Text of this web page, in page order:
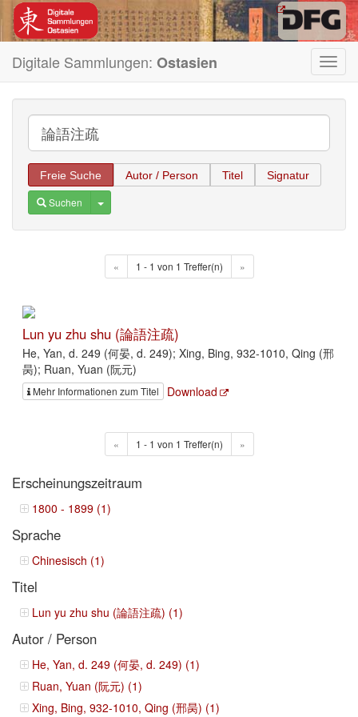
Digitale Sammlungen: Ostasien
Freie Suche Autor / Person Titel Signatur
Suchen Toggle Dropdown
« 1 - 1 von 1 Treffer(n) »
Lun yu zhu shu (論語注疏)
He, Yan, d. 249 (何晏, d. 249); Xing, Bing, 932-1010, Qing (邢
昺); Ruan, Yuan (阮元)
Mehr Informationen zum Titel Download
« 1 - 1 von 1 Treffer(n) »
Erscheinungszeitraum
1800 - 1899 (1)
Sprache
Chinesisch (1)
Titel
Lun yu zhu shu (論語注疏) (1)
Autor / Person
He, Yan, d. 249 (何晏, d. 249) (1)
Ruan, Yuan (阮元) (1)
Xing, Bing, 932-1010, Qing (邢昺) (1)